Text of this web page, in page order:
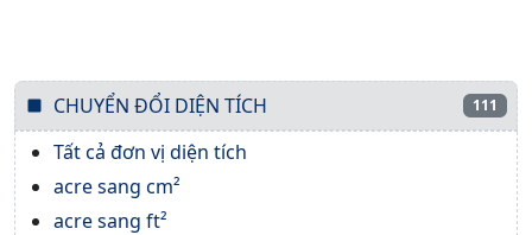
CHUYỂN ĐỔI DIỆN TÍCH 111
Tất cả đơn vị diện tích
acre sang cm²
acre sang ft²